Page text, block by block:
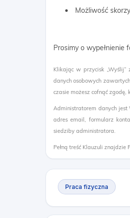
Możliwość
Prosimy o wypełnienie
Klikając w przycisk
danych osobowych
czasie możesz cofnąć
Administratorem danych jest
adres email, formularz
siedziby administratora.
Pełną treść Klauzuli
Praca fizyczna